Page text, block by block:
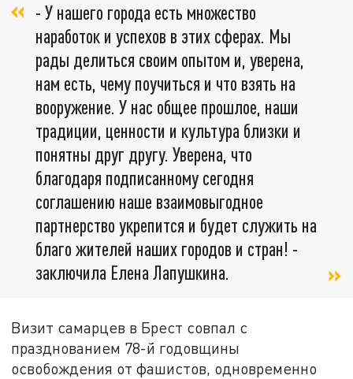
- У нашего города есть множество
наработок и успехов в этих сферах. Мы
рады делиться своим опытом и, уверена,
нам есть, чему поучиться и что взять на
вооружение. У нас общее прошлое, наши
традиции, ценности и культура близки и
понятны друг другу. Уверена, что
благодаря подписанному сегодня
соглашению наше взаимовыгодное
партнерство укрепится и будет служить на
благо жителей наших городов и стран! -
заключила Елена Лапушкина.
Визит самарцев в Брест совпал с
празднованием 78-й годовщины
освобождения от фашистов, одновременно